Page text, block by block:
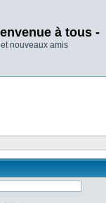
à tous -
nouveaux amis